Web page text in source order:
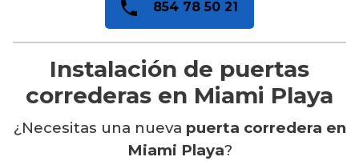
854 78 50 21
Instalación de puertas
correderas en Miami Playa
¿Necesitas una nueva puerta corredera en
Miami Playa?